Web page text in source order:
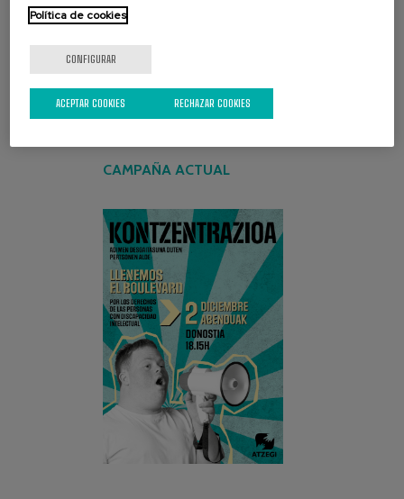
CAMPAÑA ACTUAL
Política de cookies
CONFIGURAR
RECHAZAR COOKIES
ACEPTAR COOKIES